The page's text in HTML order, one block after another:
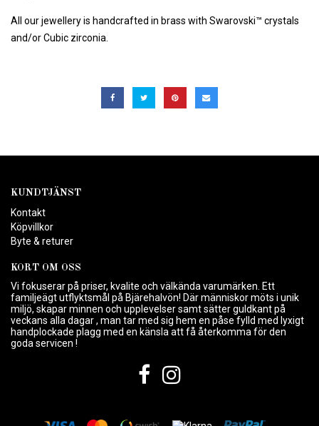
All our jewellery is handcrafted in brass with Swarovski™ crystals
and/or Cubic zirconia.
KUNDTJÄNST
Kontakt
Köpvillkor
Byte & returer
KORT OM OSS
Vi fokuserar på priser, kvalite och välkända varumärken. Ett
familjeägt utflyktsmål på Bjärehalvön! Där människor möts i unik
miljö, skapar minnen och upplevelser samt sätter guldkant på
veckans alla dagar , man tar med sig hem en påse fylld med lyxigt
handplockade plagg med en känsla att få återkomma för den
goda servicen !